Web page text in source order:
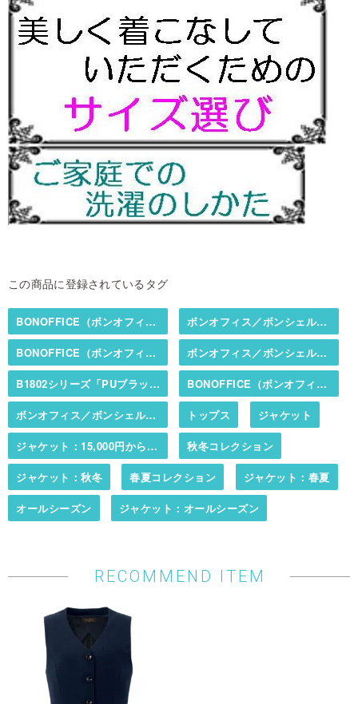
この商品に登録されているタグ
BONOFFICE（ボンオフィス）／BONCIERGE（ボンシェルジュ） ボンオフィス／ボンシェルジュ春夏カタログ掲載商品
BONOFFICE（ボンオフィス）／BONCIERGE（ボンシェルジュ） ボンオフィス／ボンシェルジュ春夏カタログ掲載商品
B1802シリーズ「PUブラック」（オールシーズン・2WAYストレッチ・防汚加工・抗菌裏地） BONOFFICE（ボンオフィス）／BONCIERGE（ボンシェルジュ）
ボンオフィス／ボンシェルジュ秋冬カタログ掲載商品 トップス ジャケット
ジャケット：15,000円から20,000まで 秋冬コレクション
ジャケット：秋冬 春夏コレクション ジャケット：春夏
オールシーズン ジャケット：オールシーズン
RECOMMEND ITEM